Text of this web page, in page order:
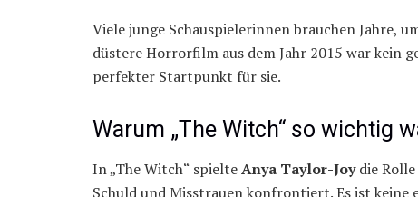
Viele junge Schauspielerinnen brauchen Jahre,
düstere Horrorfilm aus dem Jahr 2015 war kein
perfekter Startpunkt für sie.
Warum „The Witch“ so wichtig
In „The Witch“ spielteAnya Taylor-Joydie Rolle
Schuld und Misstrauen konfrontiert. Es ist